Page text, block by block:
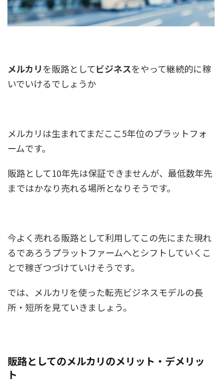
メルカリを販路としてビジネスをやって継続的に稼
いでいけるでしょうか
メルカリは生まれてまだここ5年位のプラットフォ
ームです。
販路として10年先は保証できませんが、 最低数年先
まではかなり売れる場所となりそうです。
今よく売れる販路として利用してこの先にまた現れ
るであろうプラットファームへとシフトしていくこ
とで稼ぎつづけていけそうです。
では、メルカリを使った転売ビジネスモデルの長
所・短所を見ていきましょう。
販路としてのメルカリのメリット・デメリッ
ト